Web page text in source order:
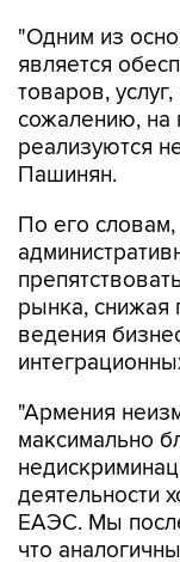
товаров,
сожалению, на
реализуются
Пашинян.
По его словам,
рынка, снижая
ведения
"Армения
деятельности
ЕАЭС. Мы
что
на всей
считаем